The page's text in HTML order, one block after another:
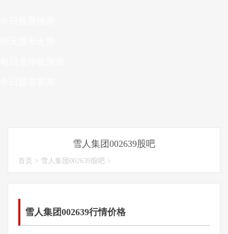
雪人集团002639股吧
首页 > 雪人集团002639股吧 >
雪人集团002639行情价格